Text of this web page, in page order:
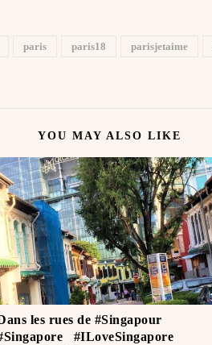
paris paris18 parisjetaime
YOU MAY ALSO LIKE
les rues de #Singapour
#ILoveSingapore